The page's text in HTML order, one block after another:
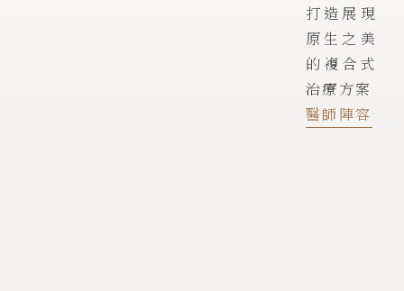
打造展現
原生之美
的複合式
治療方案
醫師陣容